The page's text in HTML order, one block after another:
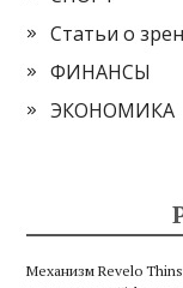
Статьи о
ФИНАНСЫ
ЭКОНОМИКА
Механизм Revelo